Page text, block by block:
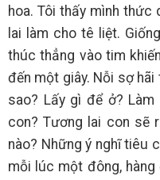
hoa. Tôi thấy mình
lai làm cho tê liệt.
thúc thẳng vào tim
đến một giây. Nỗi sợ
sao? Lấy gì để ở?
con? Tương lai con sẽ
nào? Những ý nghĩ tiêu
mỗi lúc một đông, hàng